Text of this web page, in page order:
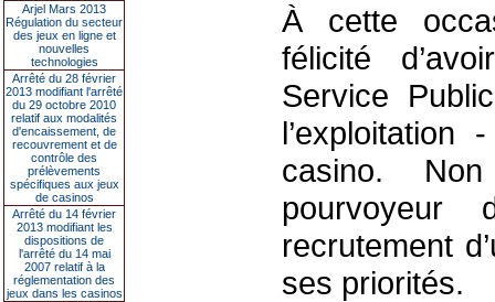
Arjel Mars 2013
Régulation du secteur
des jeux en ligne et
nouvelles
technologies
Arrêté du 28 février
2013 modifiant l'arrêté
du 29 octobre 2010
relatif aux modalités
d'encaissement, de
recouvrement et de
contrôle des
prélèvements
spécifiques aux jeux
de casinos
Arrêté du 14 février
2013 modifiant les
dispositions de
l'arrêté du 14 mai
2007 relatif à la
réglementation des
jeux dans les casinos
À cette
félicité
Service
casino.
pourvoyeur
recrutement
ses priorités.